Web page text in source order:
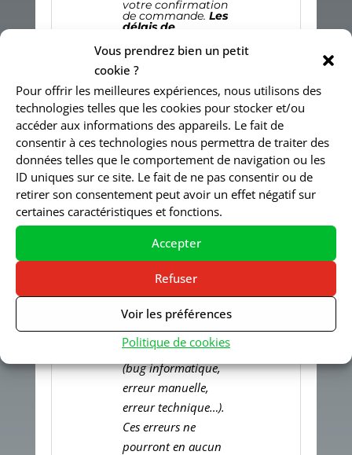
Vous prendrez bien un petit
cookie ?
Pour offrir les meilleures expériences, nous utilisons des
technologies telles que les cookies pour stocker et/ou
accéder aux informations des appareils. Le fait de
consentir à ces technologies nous permettra de traiter des
données telles que le comportement de navigation ou les
ID uniques sur ce site. Le fait de ne pas consentir ou de
retirer son consentement peut avoir un effet négatif sur
certaines caractéristiques et fonctions.
Accepter
Refuser
Voir les préférences
Politique de cookies
votre confirmation
de commande. Les
délais de
sont donnés à
titre indicatif, un
retard de livraison
cas donner lieu à
dommages et
intérêts, ni à
l’annulation de
votre commande.
Limite de
responsabilité sur
les prix
Malgré la vigilance
de SARL ZEN, il est
site des erreurs de
prix et ce, quelle
qu’en soit la raison
(bug informatique,
erreur manuelle,
erreur technique…).
Ces erreurs ne
pourront en aucun